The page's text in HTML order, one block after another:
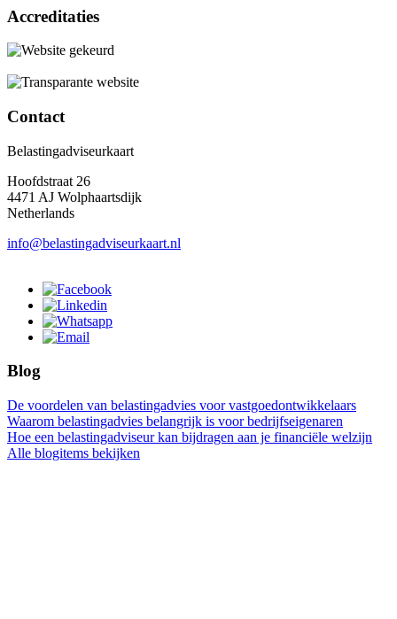
Accreditaties
Contact
Belastingadviseurkaart
Hoofdstraat 26
4471 AJ Wolphaartsdijk
Netherlands
info@belastingadviseurkaart.nl
Blog
De voordelen van belastingadvies voor vastgoedontwikkelaars
Waarom belastingadvies belangrijk is voor bedrijfseigenaren
Hoe een belastingadviseur kan bijdragen aan je financiële welzijn
Alle blogitems bekijken